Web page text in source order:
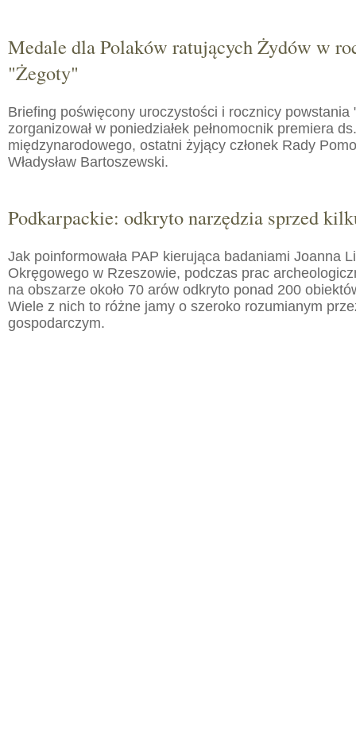
Medale dla Polaków ratujących Żydów w
"Żegoty"
Briefing poświęcony uroczystości i rocznicy powstania
zorganizował w poniedziałek pełnomocnik premiera
międzynarodowego, ostatni żyjący członek Rady
Władysław Bartoszewski.
Podkarpackie: odkryto narzędzia sprzed
Jak poinformowała PAP kierująca badaniami Joanna
Okręgowego w Rzeszowie, podczas prac
na obszarze około 70 arów odkryto ponad 200
Wiele z nich to różne jamy o szeroko rozumianym
gospodarczym.